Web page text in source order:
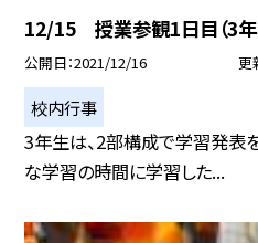
12/15 授業参観1日目（3年
公開日 2021/12/16 更
校内行事
3年生は、2部構成で学習発表
な学習の時間に学習した...